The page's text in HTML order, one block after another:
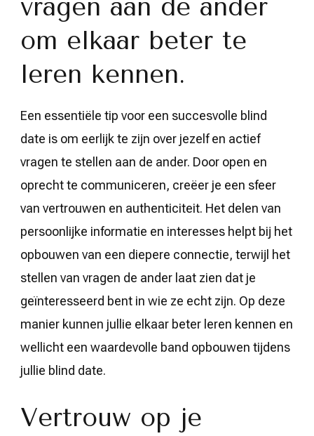
vragen aan de ander
om elkaar beter te
leren kennen.
Een essentiële tip voor een succesvolle blind
date is om eerlijk te zijn over jezelf en actief
vragen te stellen aan de ander. Door open en
oprecht te communiceren, creëer je een sfeer
van vertrouwen en authenticiteit. Het delen van
persoonlijke informatie en interesses helpt bij het
opbouwen van een diepere connectie, terwijl het
stellen van vragen de ander laat zien dat je
geïnteresseerd bent in wie ze echt zijn. Op deze
manier kunnen jullie elkaar beter leren kennen en
wellicht een waardevolle band opbouwen tijdens
jullie blind date.
Vertrouw op je